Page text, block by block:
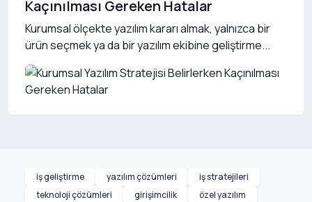
Kaçınılması Gereken Hatalar
Kurumsal ölçekte yazılım kararı almak, yalnızca bir
ürün seçmek ya da bir yazılım ekibine geliştirme...
iş geliştirme yazılım çözümleri
iş stratejileri
teknoloji çözümleri
girişimcilik
özel yazılım